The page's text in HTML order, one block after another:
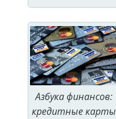
Азбука финансов:
кредитные карты